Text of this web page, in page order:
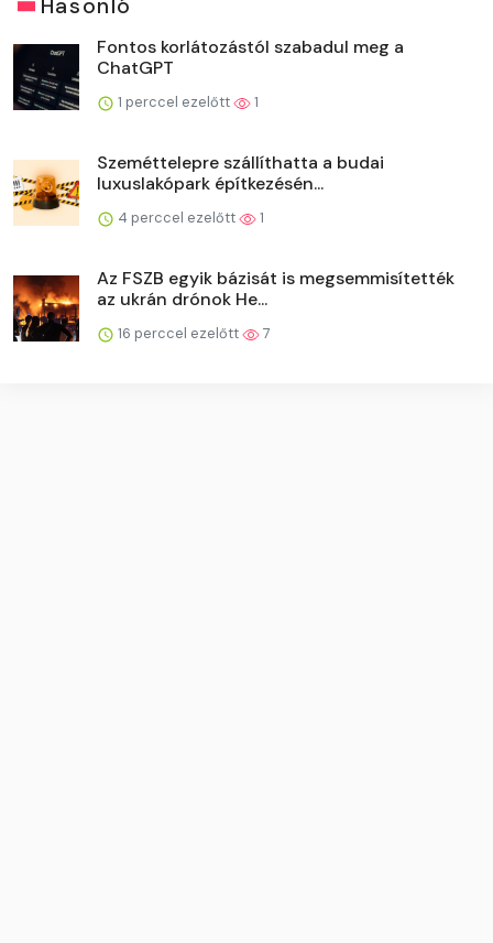
Hasonló
Fontos korlátozástól szabadul meg a
ChatGPT
1 perccel ezelőtt 1
Szeméttelepre szállíthatta a budai
luxuslakópark építkezésén...
4 perccel ezelőtt 1
Az FSZB egyik bázisát is megsemmisítették
az ukrán drónok He...
16 perccel ezelőtt 7